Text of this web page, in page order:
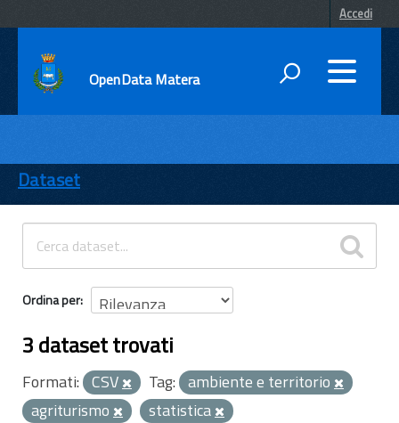
Accedi
OpenData Matera
ENTI
TEMI
INFORMAZIONI
Dataset
Ordina per
3 dataset trovati
Formati: CSV Tag: ambiente e territorio
agriturismo
statistica